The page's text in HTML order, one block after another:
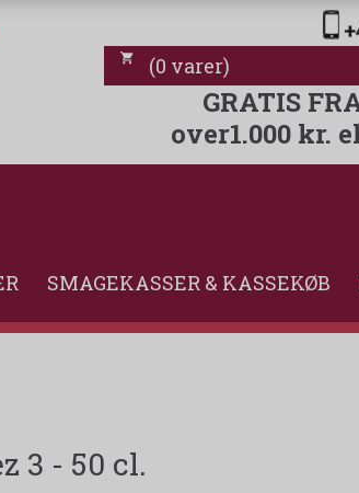
(0 varer)
GRATIS
over1.000 kr.
SMAGEKASSER & KASSEKØB
3 - 50 cl.